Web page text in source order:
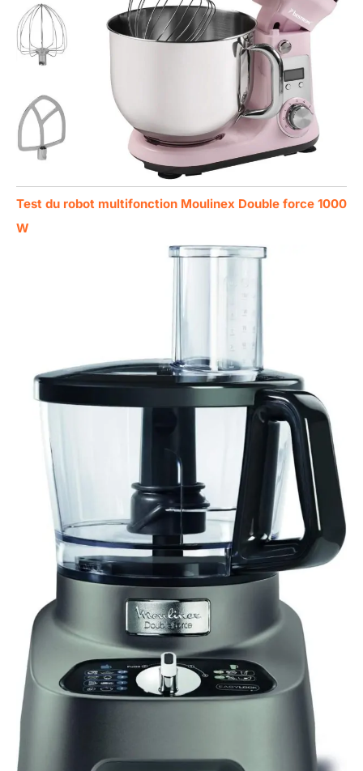
Test du robot multifonction Moulinex Double force 1000
W